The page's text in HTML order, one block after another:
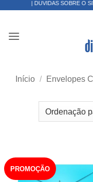
content
SOBRE O SITE:(21)
Início / Envelopes
PROMOÇÃO